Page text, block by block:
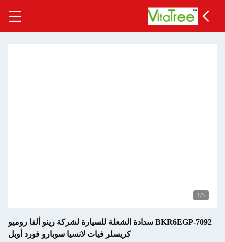
1/3
BKR6EGP-7092 سدادة الشعلة للسيارة لشركة رينو ألفا روميو
كريسلر فيات لانسيا سوبارو فورد أوبل